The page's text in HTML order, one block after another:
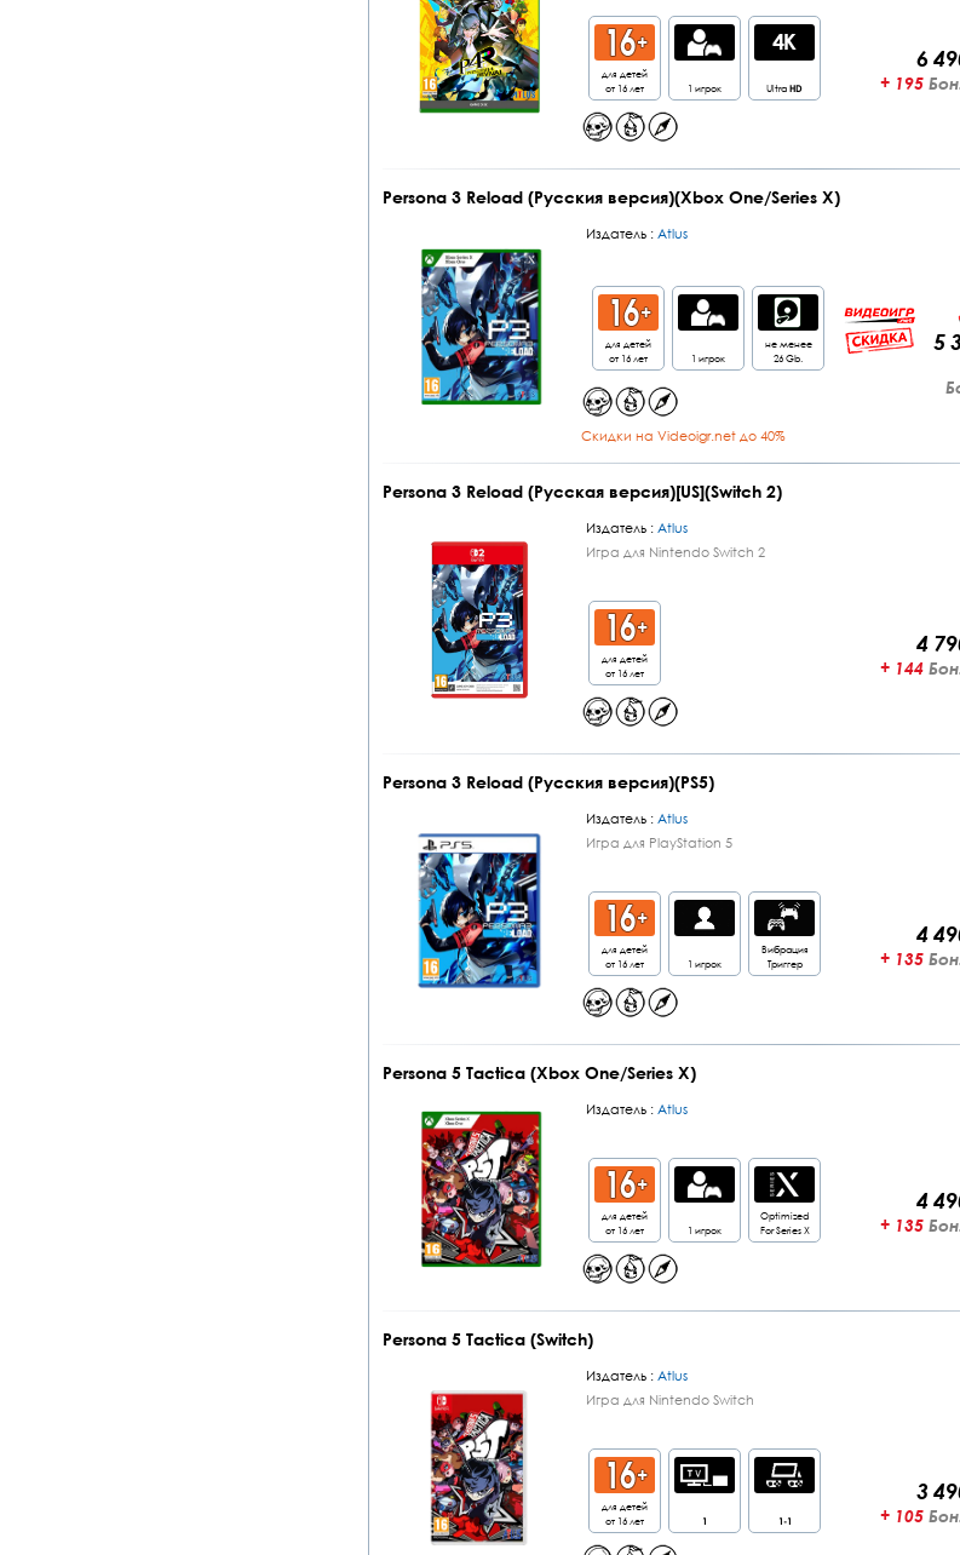
для детей
от 16 лет
1 игрок UltraHD
6
+ 195
Persona 3 Reload (Русския версия)(Xbox One/Series X)
Издатель :Atlus
для детей
от 16 лет
1 игрок
не менее
26 Gb.
Cкидки на Videoigr.net до 40%
5
Persona 3 Reload (Русская версия)[US](Switch 2)
Издатель :Atlus
Игра для Nintendo Switch 2
для детей
от 16 лет
4
+ 144
Persona 3 Reload (Русския версия)(PS5)
Издатель :Atlus
Игра для PlayStation 5
для детей
от 16 лет
1 игрок
Вибрация
Триггер
4
+ 135
Persona 5 Tactica (Xbox One/Series X)
Издатель :Atlus
для детей
от 16 лет
1 игрок
Optimized
For Series X
4
+ 135
Persona 5 Tactica (Switch)
Издатель :Atlus
Игра для Nintendo Switch
для детей
от 16 лет
1 1-1
3
+ 105